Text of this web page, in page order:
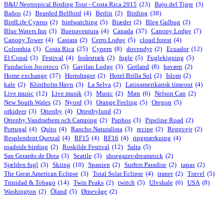
B&U Neotropical Birding Tour - Costa Rica 2015 (23) Bajo del Tigre (3)
Baños (2) Bearded Bellbird (4) Berlin (2) Birding (38)
BirdLife Cyprus (2) birdwatching (5) Biæder (2) Bleg Gulbug (2)
Blue Waters Inn (3) Buenaventura (4) Canada (37) Canopy Lodge (7)
Canopy Tower (4) Castara (2) Cerro Lodge (5) cloud forest (4)
Colombia (3) Costa Rica (25) Cypern (8) dovendyr (2) Ecuador (12)
El Copal (3) Festival (4) forårstræk (2) fugle (5) Fuglekigning (5)
Fundacíon Jocotoco (5) Gavilan Lodge (3) Gotland (8) havørn (2)
Home exchange (37) Horndrager (2) Hotel Brilla Sol (2) Islom (2)
kale (2) Klintholm Havn (3) La Selva (2) Latinamerikansk timeout (4)
Live music (12) Live musik (3) Music (2) Møn (6) Nelson Can (2)
New South Wales (2) Nyord (3) Orange Feeling (5) Oregon (5)
orkideer (3) Ottenby (4) Ottenbylund (2)
Ottenby Vandrarhem och Camping (2) Paphos (3) Pipeline Road (2)
Portugal (4) Quito (4) Rancho Naturalista (3) recipe (2) Regnvejr (2)
Resplendent Quetzal (4) RF15 (4) RF16 (4) ringmærkning (4)
roadside birding (2) Roskilde Festival (12) Salta (5)
San Gerardo de Dota (3) Seattle (3) shoegazer-dreamrock (2)
Sjælden fugl (3) Skiing (10) Spanien (2) Surfers Paradise (2) tapas (2)
The Great American Eclipse (3) Total Solar Eclipse (4) traner (2) Travel (5)
Trinidad & Tobago (14) Twin Peaks (2) twitch (5) Ulvshale (6) USA (8)
Washington (2) Öland (5) Ørnevåge (2)